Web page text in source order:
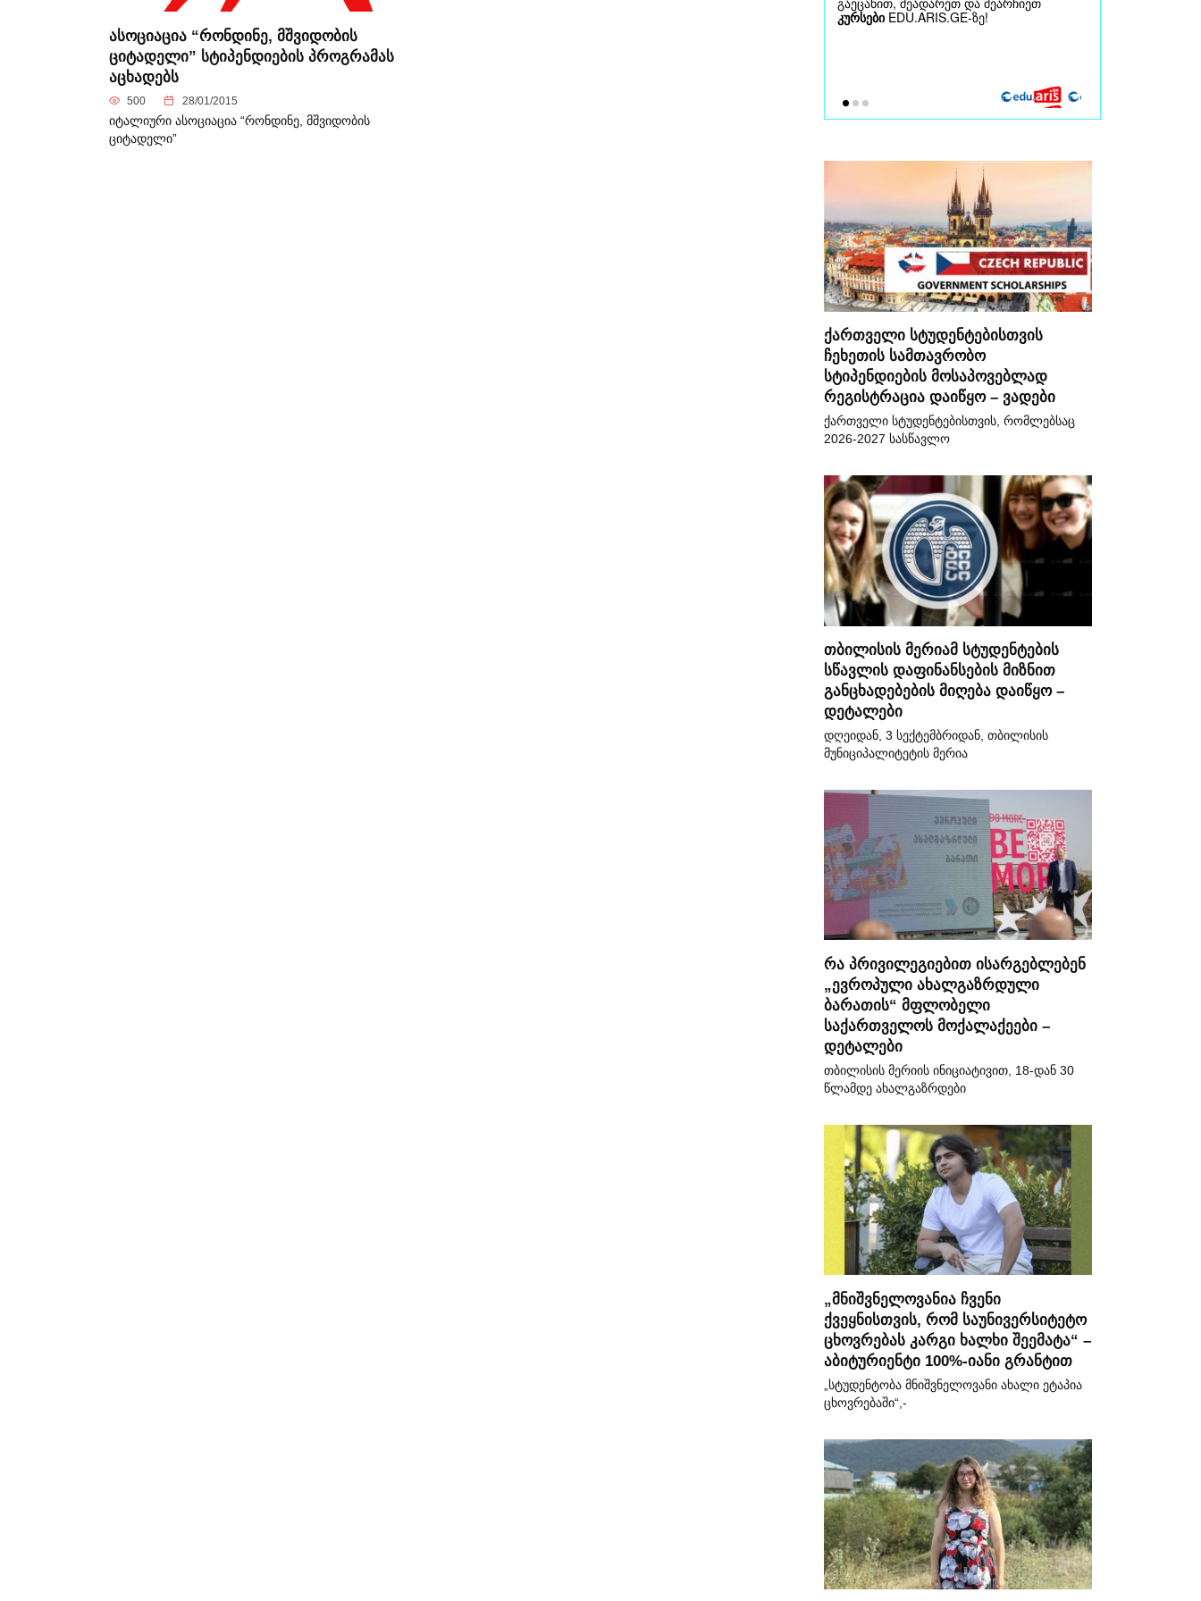
ასოციაცია “რონდინე, მშვიდობის
ციტადელი” სტიპენდიების პროგრამას
აცხადებს
500 28/01/2015
იტალიური ასოციაცია “რონდინე, მშვიდობის
ციტადელი”
ქართველი სტუდენტებისთვის
ჩეხეთის სამთავრობო
სტიპენდიების მოსაპოვებლად
რეგისტრაცია დაიწყო – ვადები
ქართველი სტუდენტებისთვის, რომლებსაც
2026-2027 სასწავლო
თბილისის მერიამ სტუდენტების
სწავლის დაფინანსების მიზნით
განცხადებების მიღება დაიწყო –
დეტალები
დღეიდან, 3 სექტემბრიდან, თბილისის
მუნიციპალიტეტის მერია
რა პრივილეგიებით ისარგებლებენ
„ევროპული ახალგაზრდული
ბარათის“ მფლობელი
საქართველოს მოქალაქეები –
დეტალები
თბილისის მერიის ინიციატივით, 18-დან 30
წლამდე ახალგაზრდები
„მნიშვნელოვანია ჩვენი
ქვეყნისთვის, რომ საუნივერსიტეტო
ცხოვრებას კარგი ხალხი შეემატა“ –
აბიტურიენტი 100%-იანი გრანტით
„სტუდენტობა მნიშვნელოვანი ახალი ეტაპია
ცხოვრებაში“,-